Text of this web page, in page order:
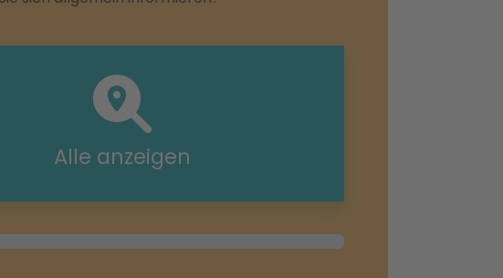
Alle anzeigen